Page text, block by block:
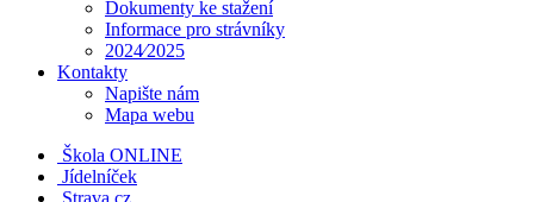
Dokumenty ke stažení
Informace pro strávníky
2024⁄2025
Kontakty
Napište nám
Mapa webu
Škola ONLINE
Jídelníček
Strava.cz